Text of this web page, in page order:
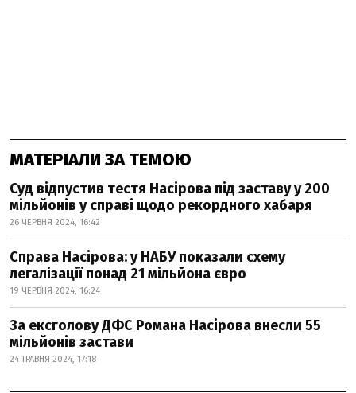
МАТЕРІАЛИ ЗА ТЕМОЮ
Суд відпустив тестя Насірова під заставу у 200
мільйонів у справі щодо рекордного хабаря
26 ЧЕРВНЯ 2024, 16:42
Справа Насірова: у НАБУ показали схему
легалізації понад 21 мільйона євро
19 ЧЕРВНЯ 2024, 16:24
За ексголову ДФС Романа Насірова внесли 55
мільйонів застави
24 ТРАВНЯ 2024, 17:18